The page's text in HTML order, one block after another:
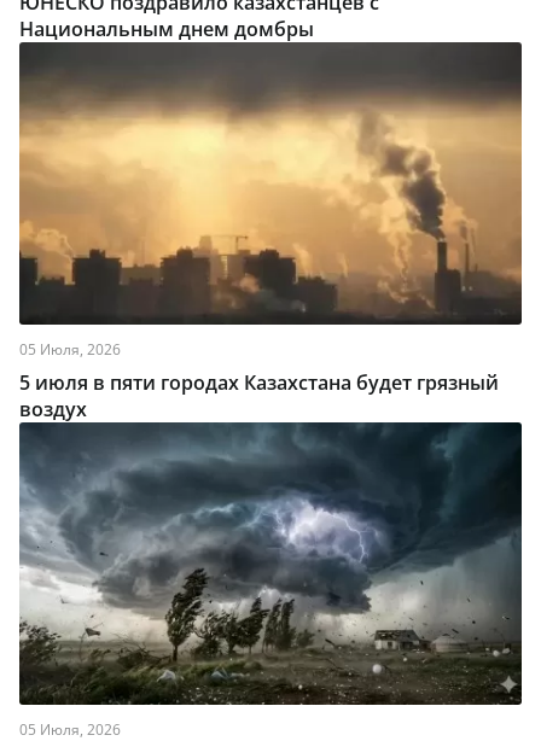
Национальным днем домбры
05 Июля, 2026
5 июля в пяти городах Казахстана будет грязный
воздух
05 Июля, 2026